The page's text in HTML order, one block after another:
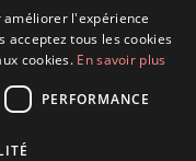
améliorer l'expérience
acceptez tous les cookies
cookies. En savoir plus
PERFORMANCE